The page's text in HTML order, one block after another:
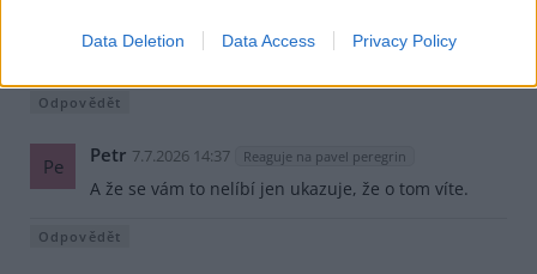
Data Deletion Data Access Privacy Policy
cokoliv a bez ohledu na následky, stačí říct kouzelnou
formuli Mě to živí. To se bude mnoha lidem hodit.
Odpovědět
Pe Petr 7.7.2026 14:37 Reaguje na pavel peregrin
A že se vám to nelíbí jen ukazuje, že o tom víte.
Odpovědět